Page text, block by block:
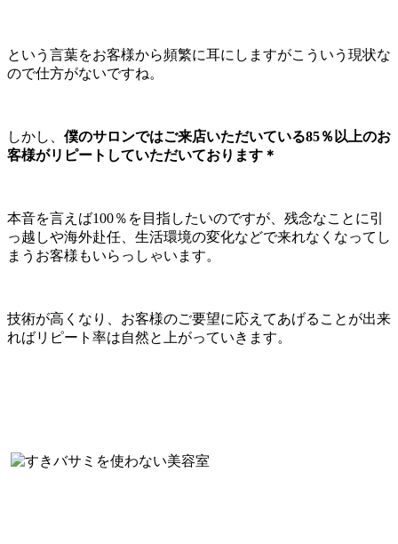
という言葉をお客様から頻繁に耳にしますがこういう現状な
ので仕方がないですね。
しかし、 僕のサロンではご来店いただいている85％以上のお
客様がリピートしていただいております＊
本音を言えば100％を目指したいのですが、残念なことに引
っ越しや海外赴任、生活環境の変化などで来れなくなってし
まうお客様もいらっしゃいます。
技術が高くなり、お客様のご要望に応えてあげることが出来
ればリピート率は自然と上がっていきます。